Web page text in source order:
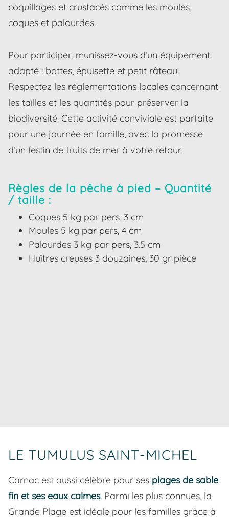
coquillages et crustacés comme les moules,
coques et palourdes.
Pour participer, munissez-vous d’un équipement
adapté : bottes, épuisette et petit râteau.
Respectez les réglementations locales concernant
les tailles et les quantités pour préserver la
biodiversité. Cette activité conviviale est parfaite
pour une journée en famille, avec la promesse
d’un festin de fruits de mer à votre retour.
Règles de la pêche à pied – Quantité
/ taille :
Coques 5 kg par pers, 3 cm
Moules 5 kg par pers, 4 cm
Palourdes 3 kg par pers, 3.5 cm
Huîtres creuses 3 douzaines, 30 gr pièce
LE TUMULUS SAINT-MICHEL
Carnac est aussi célèbre pour ses plages de sable
fin et ses eaux calmes. Parmi les plus connues, la
Grande Plage est idéale pour les familles grâce à